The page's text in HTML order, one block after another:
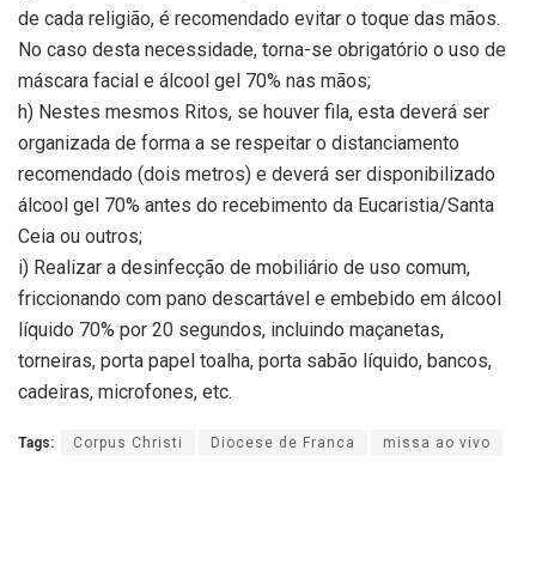
de cada religião, é recomendado evitar o toque das mãos.
No caso desta necessidade, torna-se obrigatório o uso de
máscara facial e álcool gel 70% nas mãos;
h) Nestes mesmos Ritos, se houver fila, esta deverá ser
organizada de forma a se respeitar o distanciamento
recomendado (dois metros) e deverá ser disponibilizado
álcool gel 70% antes do recebimento da Eucaristia/Santa
Ceia ou outros;
i) Realizar a desinfecção de mobiliário de uso comum,
friccionando com pano descartável e embebido em álcool
líquido 70% por 20 segundos, incluindo maçanetas,
torneiras, porta papel toalha, porta sabão líquido, bancos,
cadeiras, microfones, etc.
Tags: Corpus Christi Diocese de Franca missa ao vivo